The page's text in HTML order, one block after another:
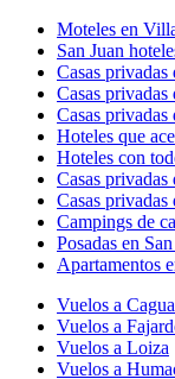
Moteles en
San Juan
Casas
Casas
Casas privadas
Hoteles que
Hoteles con
Casas
Casas privadas
Campings de
Posadas en
Apartamentos
Vuelos a
Vuelos a
Vuelos a Loiza
Vuelos a